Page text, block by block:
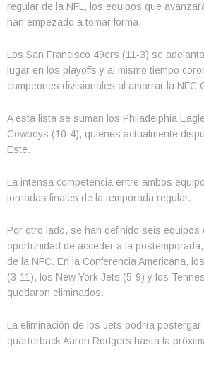
regular de la NFL, los equipos que
han empezado a tomar forma.
Los San Francisco 49ers (11-3) se
lugar en los playoffs y al mismo tiempo
campeones divisionales al amarrar la NFC
A esta lista se suman los Philadelphia
Cowboys (10-4), quienes actualmente
Este.
La intensa competencia entre ambos
jornadas finales de la temporada regular.
Por otro lado, se han definido seis equipos
oportunidad de acceder a la
de la NFC. En la Conferencia Americana,
(3-11), los New York Jets (5-9) y los
quedaron eliminados.
La eliminación de los Jets podría postergar
quarterback Aaron Rodgers hasta la